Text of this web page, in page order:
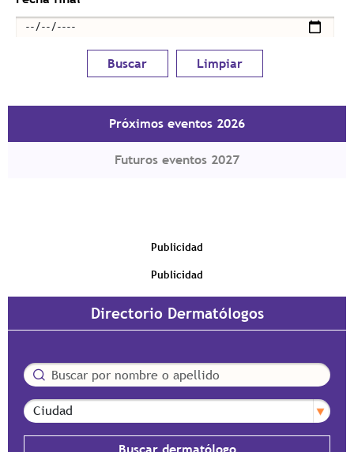
Próximos eventos 2026
Futuros eventos 2027
Publicidad
Publicidad
Directorio Dermatólogos
Buscar
Ciudad